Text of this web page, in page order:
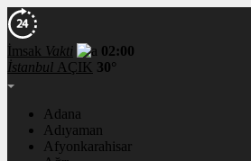
İmsak Vakti
02:00
İstanbul AÇIK 30°
Adana
Adıyaman
Afyonkarahisar